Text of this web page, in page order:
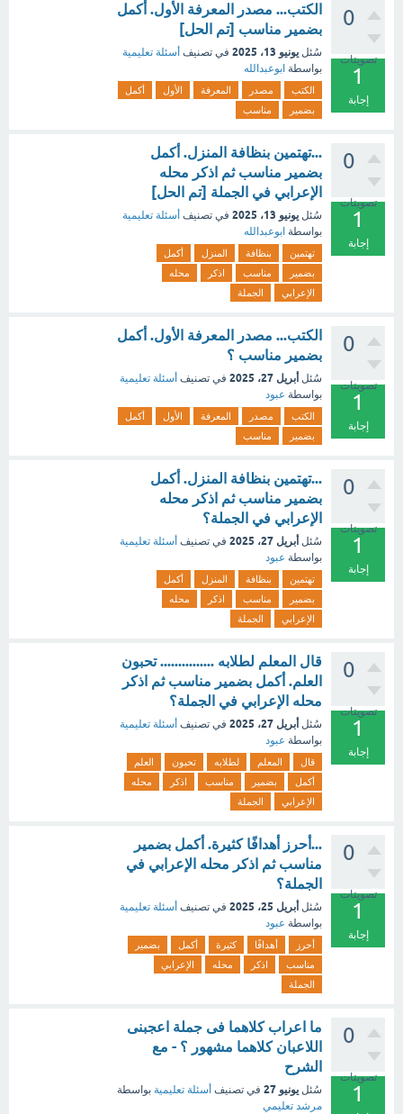
0
تصويتات
1
إجابة
الكتب... مصدر المعرفة الأول. أكمل
بضمير مناسب [تم الحل]
سُئل يونيو 13، 2025 في تصنيف أسئلة تعليمية
بواسطة ابوعبدالله
الكتب مصدر المعرفة الأول
أكمل
بضمير
مناسب
0
تصويتات
1
إجابة
...تهتمين بنظافة المنزل. أكمل
بضمير مناسب ثم اذكر محله
الإعرابي في الجملة [تم الحل]
سُئل يونيو 13، 2025 في تصنيف أسئلة تعليمية
بواسطة ابوعبدالله
تهتمين بنظافة المنزل
أكمل
بضمير
مناسب اذكر
محله
الإعرابي
الجملة
0
تصويتات
1
إجابة
الكتب... مصدر المعرفة الأول. أكمل
بضمير مناسب ؟
سُئل أبريل 27، 2025 في تصنيف أسئلة تعليمية
بواسطة عبود
الكتب مصدر المعرفة الأول
أكمل
بضمير
مناسب
0
تصويتات
1
إجابة
...تهتمين بنظافة المنزل. أكمل
بضمير مناسب ثم اذكر محله
الإعرابي في الجملة؟
سُئل أبريل 27، 2025 في تصنيف أسئلة تعليمية
بواسطة عبود
تهتمين بنظافة المنزل
أكمل
بضمير
مناسب اذكر
محله
الإعرابي
الجملة
0
تصويتات
1
إجابة
قال المعلم لطلابه ............... تحبون
العلم. أكمل بضمير مناسب ثم اذكر
محله الإعرابي في الجملة؟
سُئل أبريل 27، 2025 في تصنيف أسئلة تعليمية
بواسطة عبود
قال المعلم لطلابه تحبون
العلم
أكمل
بضمير مناسب اذكر
محله
الإعرابي
الجملة
0
تصويتات
1
إجابة
...أحرز أهدافًا كثيرة. أكمل بضمير
مناسب ثم اذكر محله الإعرابي في
الجملة؟
سُئل أبريل 25، 2025 في تصنيف أسئلة تعليمية
بواسطة عبود
أحرز أهدافًا كثيرة أكمل
بضمير
مناسب
اذكر محله
الإعرابي
الجملة
0
تصويتات
1
ما اعراب كلاهما فى جملة اعجبنى
اللاعبان كلاهما مشهور ؟ - مع
الشرح
سُئل يونيو 27 في تصنيف أسئلة تعليمية بواسطة
مرشد تعليمي